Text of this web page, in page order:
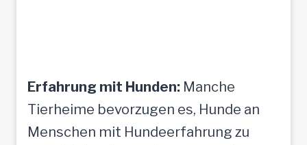
Erfahrung mit Hunden: Manche
Tierheime bevorzugen es, Hunde an
Menschen mit Hundeerfahrung zu